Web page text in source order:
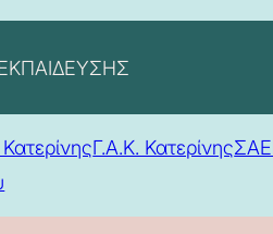
Γ.Α.Κ. Κατερίνης